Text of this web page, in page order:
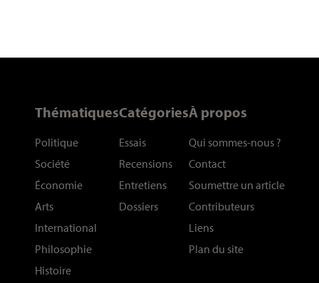
Thématiques
Politique
Société
Économie
Arts
International
Philosophie
Histoire
Catégories
Essais
Recensions
Entretiens
Dossiers
À propos
Qui sommes-nous ?
Contact
Soumettre un article
Contributeurs
Liens
Plan du site